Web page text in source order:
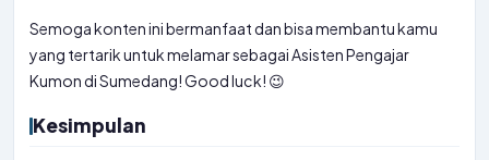
Semoga konten ini bermanfaat dan bisa membantu kamu
yang tertarik untuk melamar sebagai Asisten Pengajar
Kumon di Sumedang! Good luck! 😉
Kesimpulan